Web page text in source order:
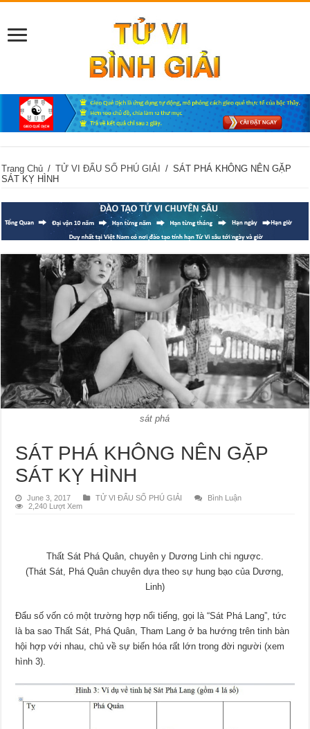
Trang Chủ / TỬ VI ĐẨU SỐ PHÚ GIẢI / SÁT PHÁ KHÔNG NÊN GẶP
SÁT KỴ HÌNH
sát phá
SÁT PHÁ KHÔNG NÊN GẶP
SÁT KỴ HÌNH
June 3, 2017 TỬ VI ĐẨU SỐ PHÚ GIẢI
Bình Luận
2,240 Lượt Xem
Thất Sát Phá Quân, chuyên y Dương Linh chi ngược.
(Thát Sát, Phá Quân chuyên dựa theo sự hung bạo của Dương,
Linh)
Đẩu số vốn có một trường hợp nổi tiếng, gọi là “Sát Phá Lang”, tức
là ba sao Thất Sát, Phá Quân, Tham Lang ở ba hướng trên tinh bàn
hội hợp với nhau, chủ về sự biến hóa rất lớn trong đời người (xem
hình 3).